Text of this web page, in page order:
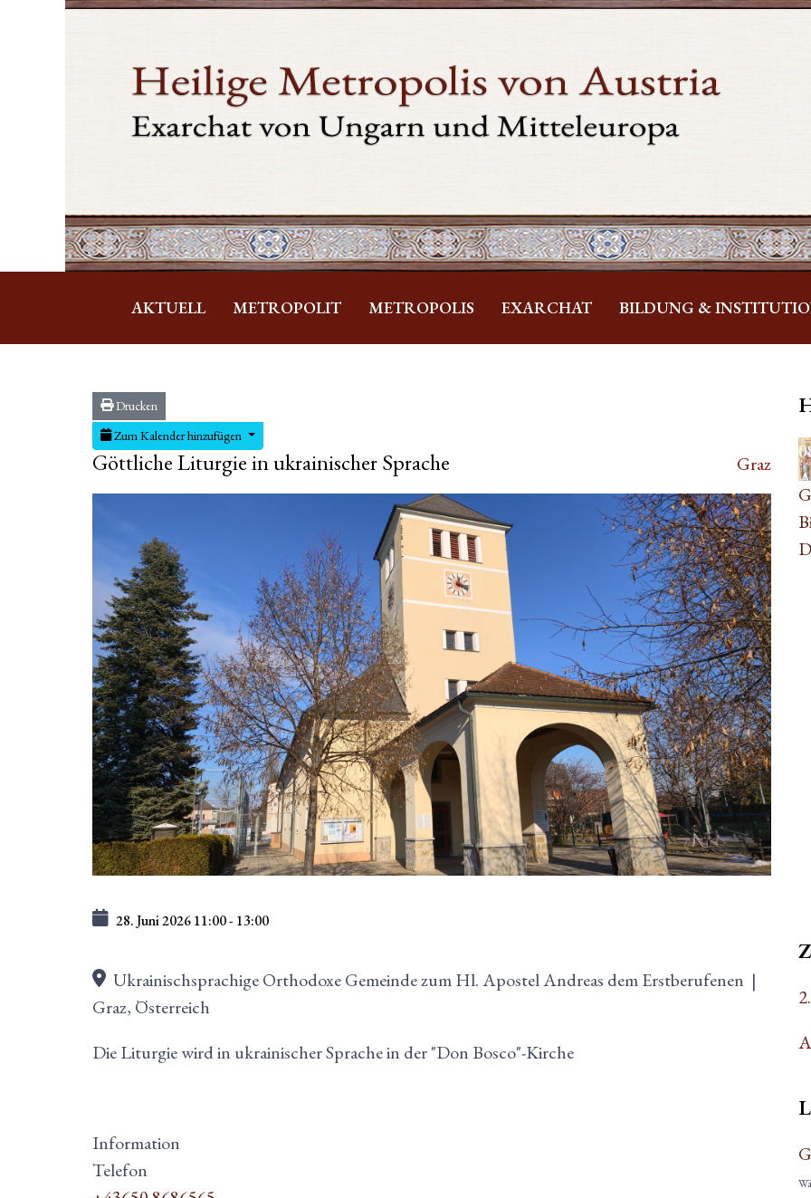
AKTUELL METROPOLIT METROPOLIS EXARCHAT BILDUNG &
Drucken
Zum Kalender hinzufügen
Göttliche Liturgie in ukrainischer Sprache Graz
28. Juni 202611:00- 13:00
Ukrainischsprachige Orthodoxe Gemeinde zum Hl. Apostel Andreas dem Erstberufenen |
Graz, Österreich
Die Liturgie wird in ukrainischer Sprache in der "Don Bosco"-Kirche
Information
Telefon